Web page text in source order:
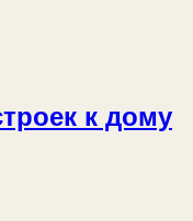
к дому